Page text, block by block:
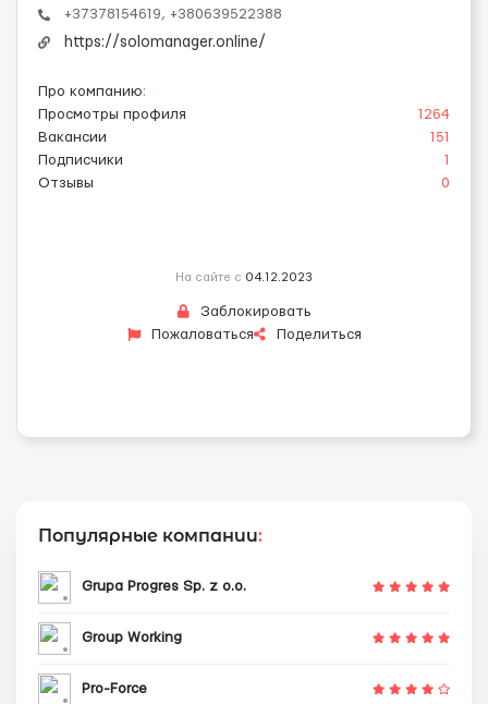
+37378154619, +380639522388
https://solomanager.online/
Про компанию:
Просмотры профиля
1264
Вакансии
151
Подписчики
1
Отзывы
0
На сайте с 04.12.2023
Заблокировать
Пожаловаться
Поделиться
Популярные компании:
Grupa Progres Sp. z o.o.
Group Working
Pro-Force